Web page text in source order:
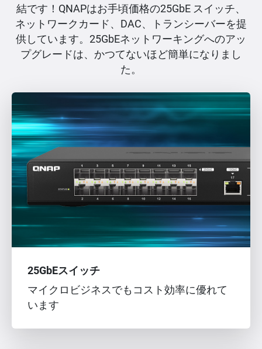
結です！QNAPはお手頃価格の25GbE スイッチ、
ネットワークカード、DAC、トランシーバーを提
供しています。25GbEネットワーキングへのアッ
プグレードは、かつてないほど簡単になりまし
た。
25GbEスイッチ
マイクロビジネスでもコスト効率に優れて
います